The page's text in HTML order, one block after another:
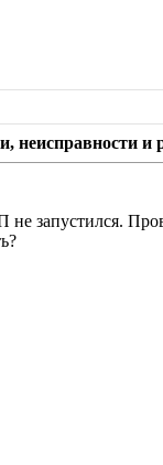
неисправности и
запустился.